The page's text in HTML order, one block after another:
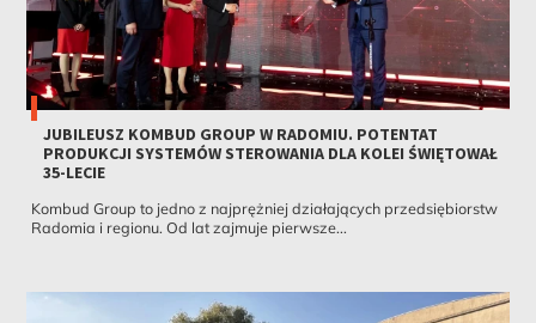
JUBILEUSZ KOMBUD GROUP W RADOMIU. POTENTAT
PRODUKCJI SYSTEMÓW STEROWANIA DLA KOLEI ŚWIĘTOWAŁ
35-LECIE
Kombud Group to jedno z najprężniej działających przedsiębiorstw
Radomia i regionu. Od lat zajmuje pierwsze...